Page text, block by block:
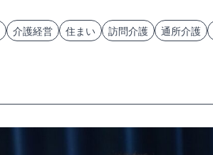
介護経営 住まい 訪問介護 通所介護